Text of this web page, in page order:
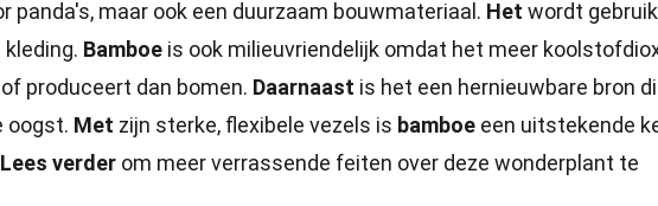
panda's, maar ook een duurzaam bouwmateriaal. Het wordt
Bamboe is ook milieuvriendelijk omdat het meer
produceert dan bomen. Daarnaast is het een hernieuwbare bron
oogst. Met zijn sterke, flexibele vezels is bamboe een uitstekende
Lees verder om meer verrassende feiten over deze wonderplant te